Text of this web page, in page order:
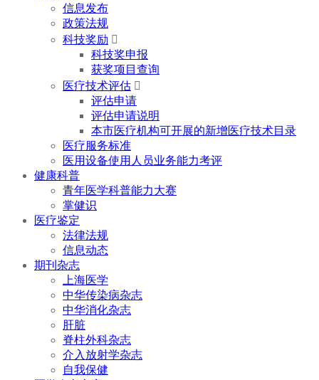
信息发布
政策法规
科技奖励 
科技奖申报
获奖项目查询
医疗技术评估 
评估申请
评估申请说明
本市医疗机构可开展的新增医疗技术目录
医疗服务标准
医用设备使用人员业务能力考评
健康科普
青年医学科普能力大赛
掌健识
医疗鉴定
法律法规
信息动态
期刊杂志
上海医学
中华传染病杂志
中华消化杂志
肝脏
脊柱外科杂志
介入放射学杂志
自我保健